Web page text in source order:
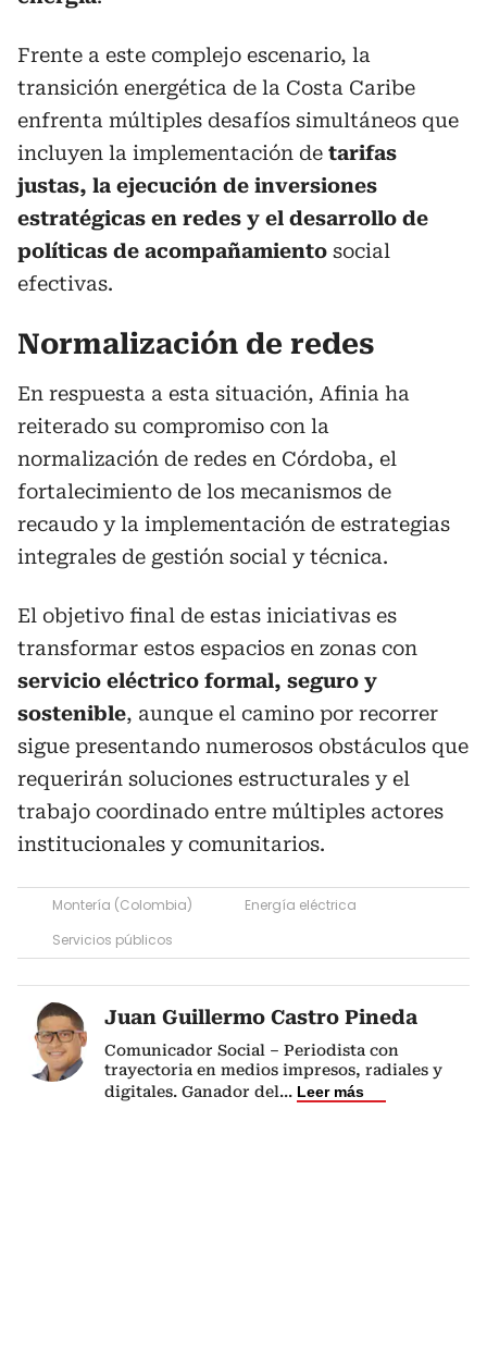
Frente a este complejo escenario, la
transición energética de la Costa Caribe
enfrenta múltiples desafíos simultáneos que
incluyen la implementación de tarifas
justas, la ejecución de inversiones
estratégicas en redes y el desarrollo de
políticas de acompañamiento social
efectivas.
Normalización de redes
En respuesta a esta situación, Afinia ha
reiterado su compromiso con la
normalización de redes en Córdoba, el
fortalecimiento de los mecanismos de
recaudo y la implementación de estrategias
integrales de gestión social y técnica.
El objetivo final de estas iniciativas es
transformar estos espacios en zonas con
servicio eléctrico formal, seguro y
sostenible, aunque el camino por recorrer
sigue presentando numerosos obstáculos que
requerirán soluciones estructurales y el
trabajo coordinado entre múltiples actores
institucionales y comunitarios.
Montería (Colombia)
Energía eléctrica
Servicios públicos
Juan Guillermo Castro Pineda
Comunicador Social – Periodista con
trayectoria en medios impresos, radiales y
digitales. Ganador del... Leer más